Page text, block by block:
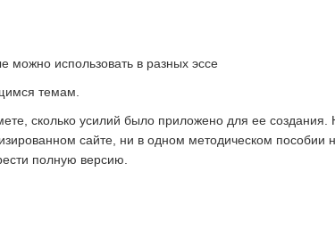
можно использовать в разных эссе
темам.
сколько усилий было приложено для ее создания.
сайте, ни в одном методическом пособии
полную версию.